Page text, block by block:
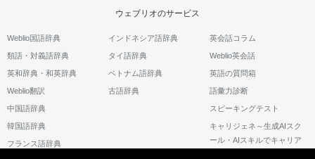
ウェブリオのサービス
Weblio国語辞典
類語・対義語辞典
英和辞典・和英辞典
Weblio翻訳
中国語辞典
韓国語辞典
フランス語辞典
インドネシア語辞典
タイ語辞典
ベトナム語辞典
古語辞典
英会話コラム
Weblio英会話
英語の質問箱
語彙力診断
スピーキングテスト
キャリジェネ～生成AIスク
ール・AIスキルでキャリア